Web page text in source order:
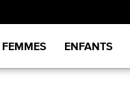
FEMMES ENFANTS